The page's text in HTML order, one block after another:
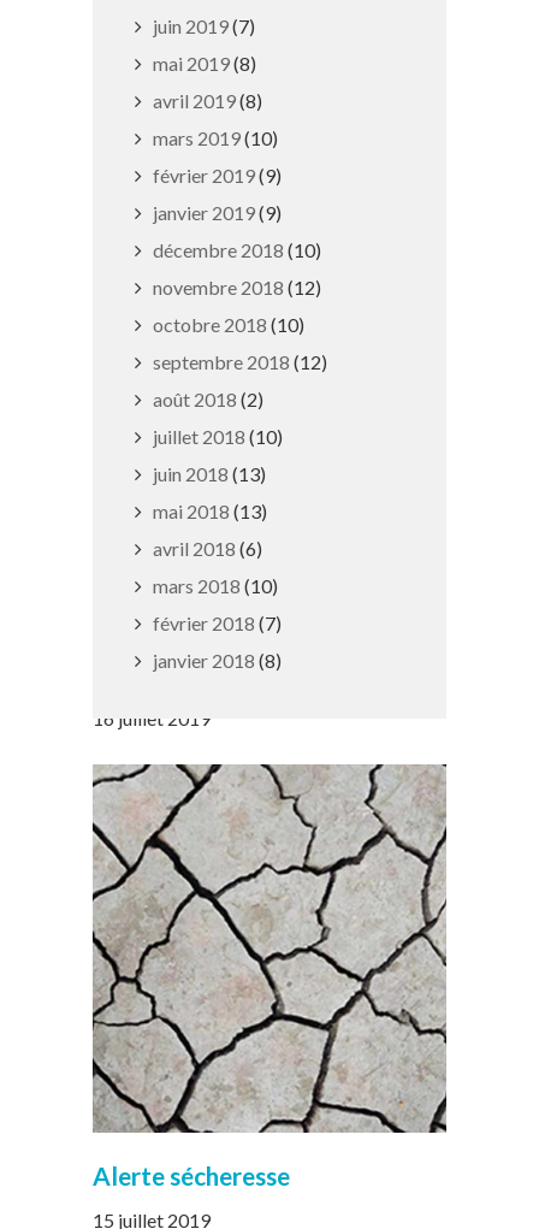
juin 2019(7)
mai 2019(8)
avril 2019(8)
mars 2019(10)
février 2019(9)
janvier 2019(9)
décembre 2018 (10)
novembre 2018 (12)
octobre 2018 (10)
septembre 2018 (12)
août 2018 (2)
juillet 2018 (10)
juin 2018 (13)
mai 2018 (13)
avril 2018 (6)
mars 2018 (10)
février 2018 (7)
janvier 2018 (8)
Nouveau réseau Stan
17 juillet 2019
Fermeture du parcours
sensoriel
16 juillet 2019
Alerte sécheresse
15 juillet 2019